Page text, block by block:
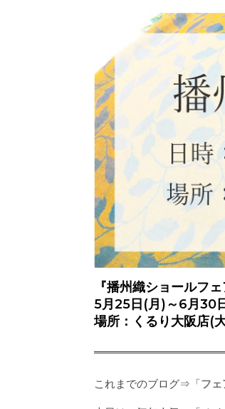
『播州織ショールフェ
5月25日(月)～6月30
場所：くるり大阪店(
これまでのブログ⇒「フ